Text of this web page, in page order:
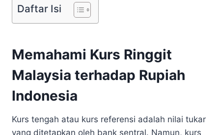
Daftar Isi
Memahami Kurs Ringgit
Malaysia terhadap Rupiah
Indonesia
Kurs tengah atau kurs referensi adalah nilai tukar
yang ditetapkan oleh bank sentral. Namun, kurs